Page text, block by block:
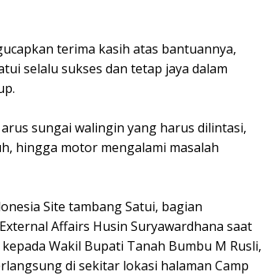
terima kasih atas bantuannya,
selalu sukses dan tetap jaya dalam
sungai walingin yang harus dilintasi,
hingga motor mengalami masalah
Site tambang Satui, bagian
Affairs Husin Suryawardhana saat
Wakil Bupati Tanah Bumbu M Rusli,
di sekitar lokasi halaman Camp